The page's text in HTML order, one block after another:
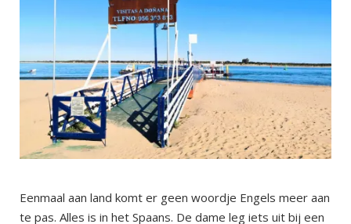
Eenmaal aan land komt er geen woordje Engels meer aan
te pas. Alles is in het Spaans. De dame leg iets uit bij een